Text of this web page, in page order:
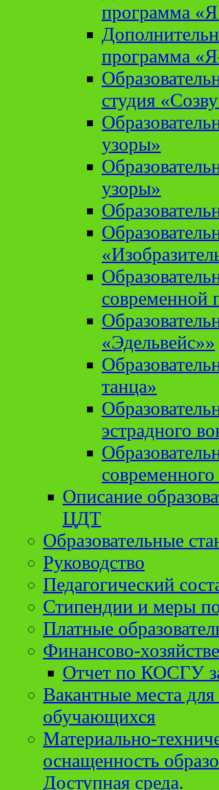
программа «Я
программа
студия
узоры»
узоры»
современной
«Эдельвейс»»
танца»
эстрадного
Описание
ЦДТ
Образовательные
Руководство
Педагогический
Стипендии и меры
Платные
Финансово-
Отчет по КОСГУ
Вакантные места
обучающихся
Материально-
оснащенность
Доступная среда.